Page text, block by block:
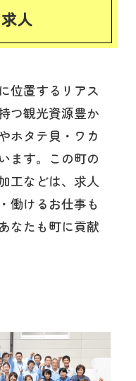
人
位置するリアス
つ観光資源豊か
ホタテ貝・ワカ
ます。この町の
工などは、求人
働けるお仕事も
なたも町に貢献